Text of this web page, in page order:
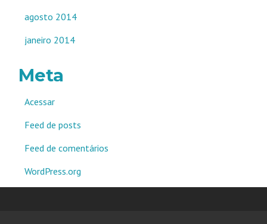
agosto 2014
janeiro 2014
Meta
Acessar
Feed de posts
Feed de comentários
WordPress.org